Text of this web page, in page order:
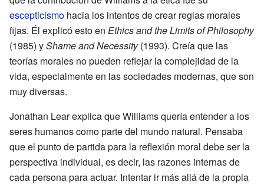
escepticismo hacia los intentos de crear reglas morales
fijas. Él explicó esto en Ethics and the Limits of Philosophy
(1985) yShame and Necessity(1993). Creía que las
teorías morales no pueden reflejar la complejidad de la
vida, especialmente en las sociedades modernas, que son
muy diversas.
Jonathan Lear explica que Williams quería entender a los
seres humanos como parte del mundo natural. Pensaba
que el punto de partida para la reflexión moral debe ser la
perspectiva individual, es decir, las razones internas de
cada persona para actuar. Intentar ir más allá de la propia